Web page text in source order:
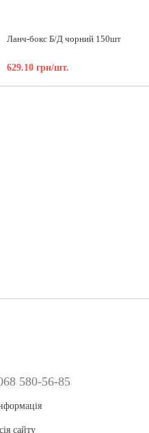
Ланч-бокс Б/Д чорний 150шт
629.10 грн/шт.
580-56-85
сайту